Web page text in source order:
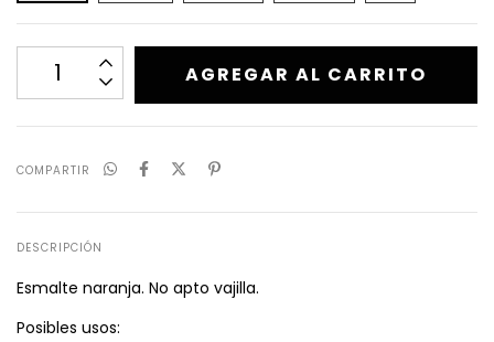
COMPARTIR
DESCRIPCIÓN
Esmalte naranja. No apto vajilla.
Posibles usos: